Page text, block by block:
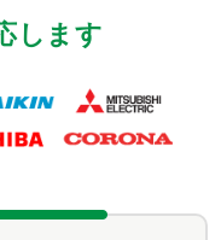
します